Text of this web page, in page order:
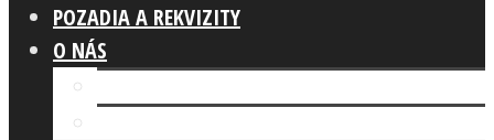
POZADIA A REKVIZITY
O NÁS